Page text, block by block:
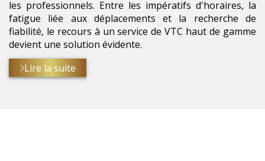
les professionnels. Entre les impératifs d'horaires, la
fatigue liée aux déplacements et la recherche de
fiabilité, le recours à un service de VTC haut de gamme
devient une solution évidente.
Lire la suite